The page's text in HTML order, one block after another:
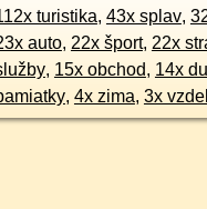
turistika, 43x splav,
auto, 22x šport, 22x
, 15x obchod, 14x
, 4x zima, 3x